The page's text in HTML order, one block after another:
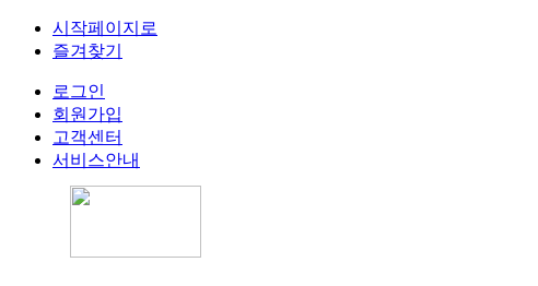
시작페이지로
즐겨찾기
로그인
회원가입
고객센터
서비스안내